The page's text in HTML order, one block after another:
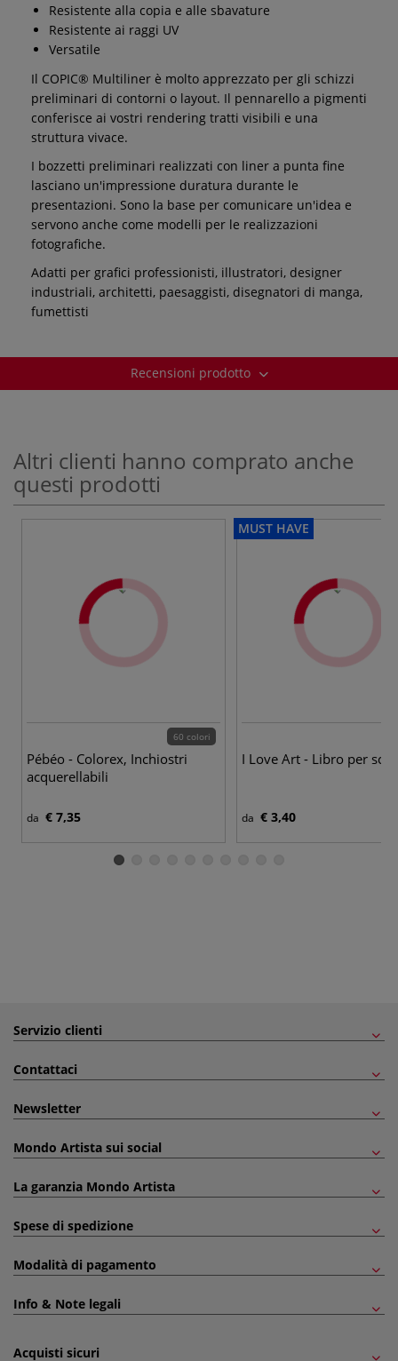
Resistente alla copia e alle sbavature
Resistente ai raggi UV
Versatile
Il COPIC® Multiliner è molto apprezzato per gli schizzi
preliminari di contorni o layout. Il pennarello a pigmenti
conferisce ai vostri rendering tratti visibili e una
struttura vivace.
I bozzetti preliminari realizzati con liner a punta fine
lasciano un'impressione duratura durante le
presentazioni. Sono la base per comunicare un'idea e
servono anche come modelli per le realizzazioni
fotografiche.
Adatti per grafici professionisti, illustratori, designer
industriali, architetti, paesaggisti, disegnatori di manga,
fumettisti
Recensioni prodotto
Altri clienti hanno comprato anche
questi prodotti
60 colori
Pébéo - Colorex, Inchiostri
acquerellabili
da € 7,35
MUST HAVE
I Love Art - Libro per
da € 3,40
Servizio clienti
Contattaci
Newsletter
Mondo Artista sui social
La garanzia Mondo Artista
Spese di spedizione
Modalità di pagamento
Info & Note legali
Acquisti sicuri